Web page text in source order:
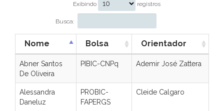
Exibindo registros
Busca:
Nome Bolsa Orientador
Abner Santos
De Oliveira
PIBIC-CNPq Ademir José Zattera
Alessandra
Daneluz
PROBIC-
FAPERGS
Cleide Calgaro